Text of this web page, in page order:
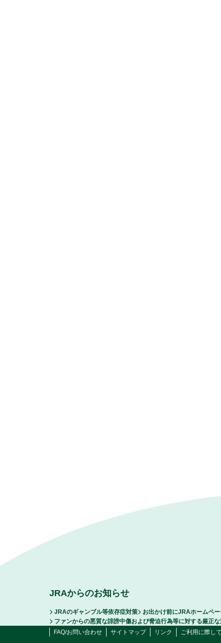
JRAからのお知らせ
JRAのギャンブル等依存症対策
お出かけ前にJRAホームペ
ファンからの悪質な誹謗中傷および脅迫行為等に対する厳正
FAQ/お問い合わせ
サイトマップ リンク ご利用に際し